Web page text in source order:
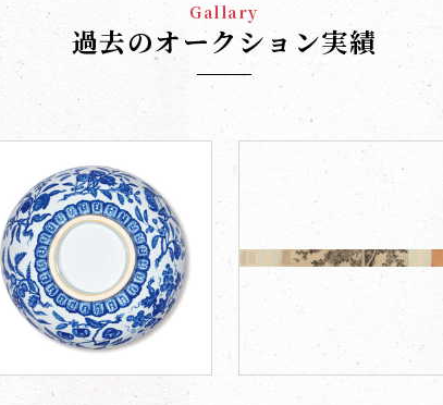
Gallary
過去のオークション実績